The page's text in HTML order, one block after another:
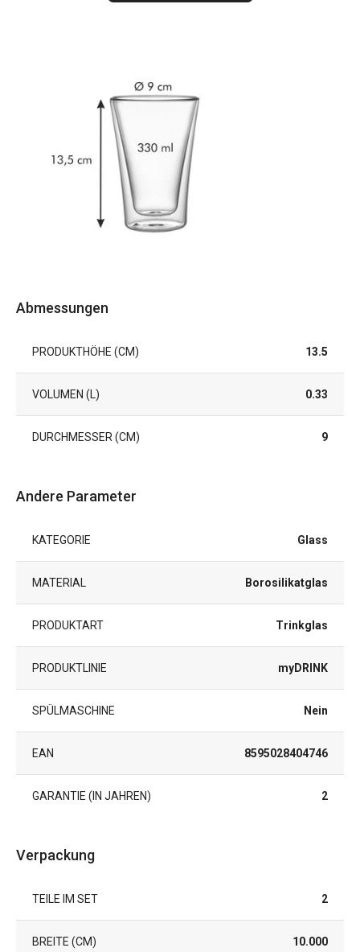
Abmessungen
PRODUKTHÖHE (CM) 13.5
VOLUMEN (L) 0.33
DURCHMESSER (CM) 9
Andere Parameter
KATEGORIE Glass
MATERIAL Borosilikatglas
PRODUKTART Trinkglas
PRODUKTLINIE myDRINK
SPÜLMASCHINE Nein
EAN 8595028404746
GARANTIE (IN JAHREN) 2
Verpackung
TEILE IM SET 2
BREITE (CM) 10.000